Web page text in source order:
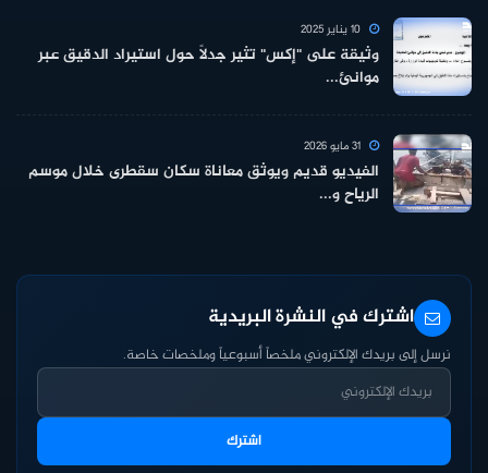
وثيقة على "إكس" تثير جدلاً حول استيراد الدقيق عبر
موانئ...
الفيديو قديم ويوثق معاناة سكان سقطرى خلال موسم
الرياح و...
اشترك في النشرة البريدية
نرسل إلى بريدك الإلكتروني ملخصاً أسبوعياً وملخصات خاصة.
اشترك